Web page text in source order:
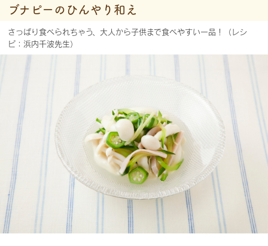
ブナピーのひんやり和え
さっぱり食べられちゃう、大人から子供まで食べやすい一品！（レシ
ピ：浜内千波先生）